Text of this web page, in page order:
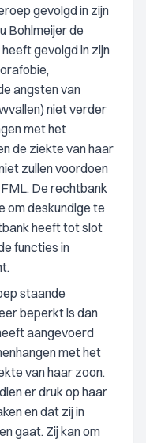
gevolgd in zijn
Bohlmeijer de
gevolgd in zijn
angsten van
niet verder
met het
de ziekte van haar
zullen voordoen
De rechtbank
om deskundige te
heeft tot slot
functies in
staande
beperkt is dan
aangevoerd
met het
van haar zoon.
er druk op haar
en dat zij in
gaat. Zij kan om